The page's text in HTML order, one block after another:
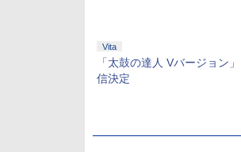
Vita
「太鼓の達人 Vバージョン
信決定